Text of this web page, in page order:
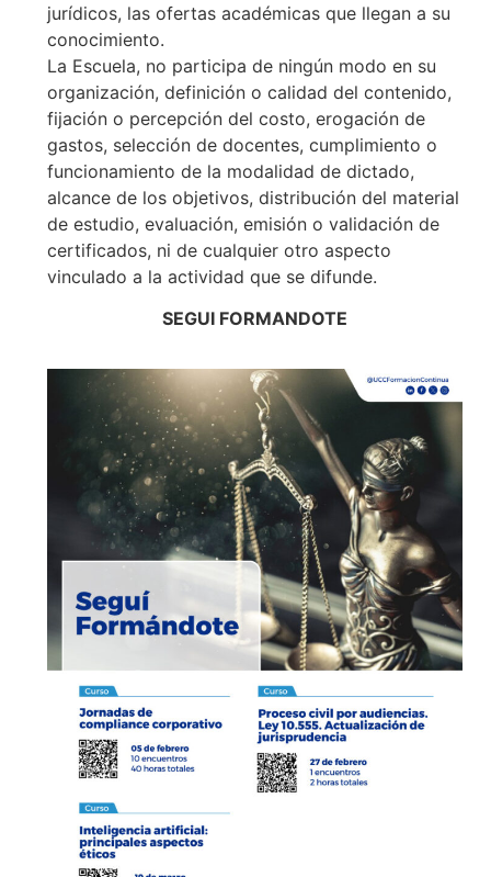
jurídicos, las ofertas académicas que llegan a su
conocimiento.
La Escuela, no participa de ningún modo en su
organización, definición o calidad del contenido,
fijación o percepción del costo, erogación de
gastos, selección de docentes, cumplimiento o
funcionamiento de la modalidad de dictado,
alcance de los objetivos, distribución del material
de estudio, evaluación, emisión o validación de
certificados, ni de cualquier otro aspecto
vinculado a la actividad que se difunde.
SEGUI FORMANDOTE